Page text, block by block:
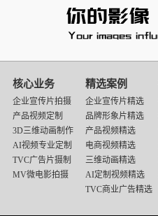
核心业务
企业宣传片拍摄
产品视频定制
3D三维动画制作
AI视频专业定制
TVC广告片摄制
MV微电影拍摄
精选案例
企业宣传片精选
品牌形象片精选
产品视频精选
电商视频精选
三维动画精选
AI定制视频精选
TVC商业广告精选